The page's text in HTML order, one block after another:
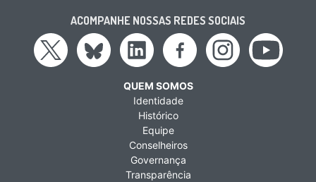
ACOMPANHE NOSSAS REDES SOCIAIS
QUEM SOMOS
Identidade
Histórico
Equipe
Conselheiros
Governança
Transparência